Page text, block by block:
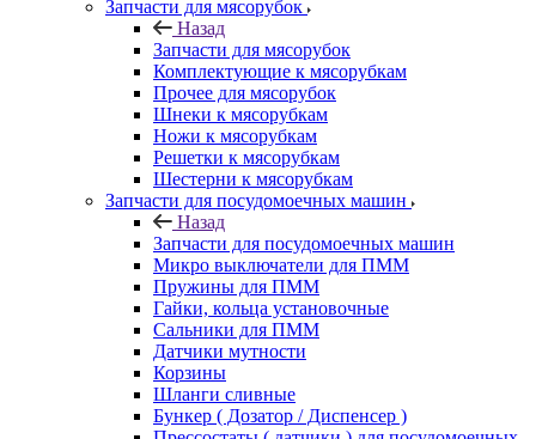
Запчасти для мясорубок
Назад
Запчасти для мясорубок
Комплектующие к мясорубкам
Прочее для мясорубок
Шнеки к мясорубкам
Ножи к мясорубкам
Решетки к мясорубкам
Шестерни к мясорубкам
Запчасти для посудомоечных машин
Назад
Запчасти для посудомоечных машин
Микро выключатели для ПММ
Пружины для ПММ
Гайки, кольца установочные
Сальники для ПММ
Датчики мутности
Корзины
Шланги сливные
Бункер ( Дозатор / Диспенсер )